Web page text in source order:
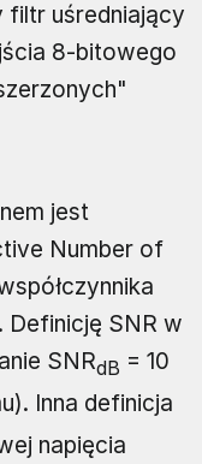
filtr uśredniający
8-bitowego
jest
Number of
Definicję SNR w
SNRdB = 10
Inna definicja
napięcia